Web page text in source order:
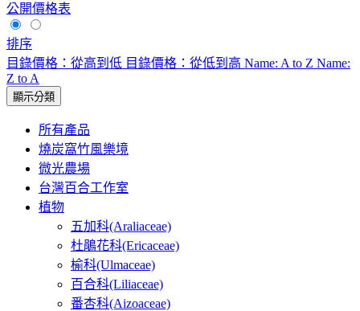
公開價格表
排序
目錄價格：從高到低 目錄價格：從低到高 Name: A to Z Name:
Z to A
顯示分類
所有產品
燒炭窩竹風樂境
微光農場
台灣百合工作室
植物
五加科(Araliaceae)
杜鵑花科(Ericaceae)
榆科(Ulmaceae)
百合科(Liliaceae)
番杏科(Aizoaceae)